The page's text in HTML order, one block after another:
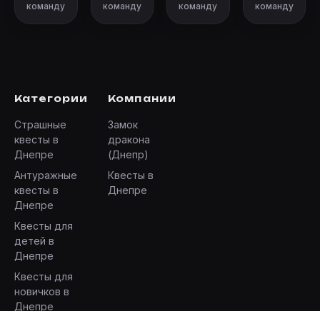
команду
команду
команду
команду
Категории
Страшные
квесты в
Днепре
Антуражные
квесты в
Днепре
Квесты для
детей в
Днепре
Квесты для
новичков в
Днепре
Компании
Замок
дракона
(Днепр)
Квесты в
Днепре